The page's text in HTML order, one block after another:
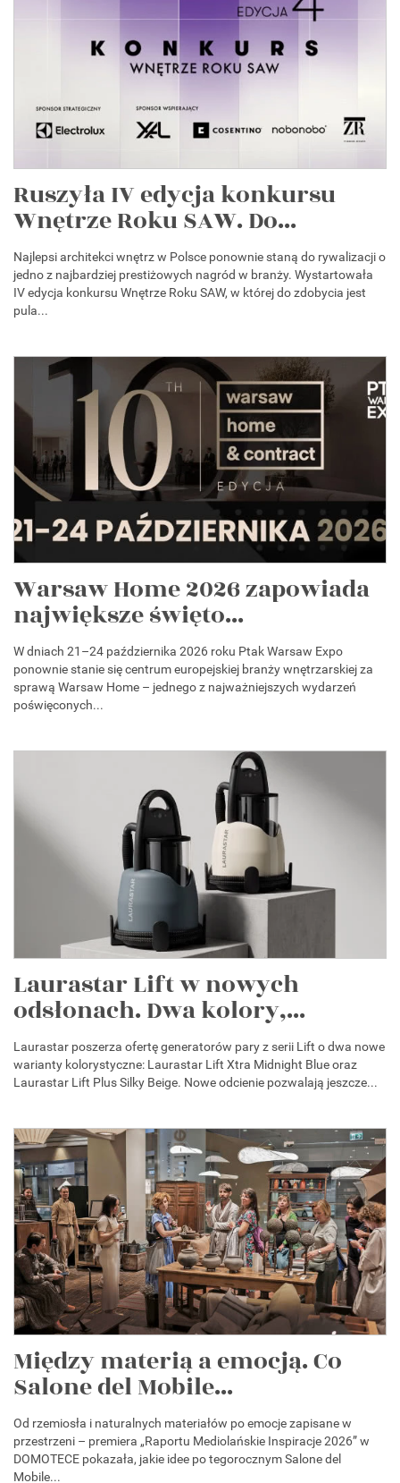
Ruszyła IV edycja konkursu
Wnętrze Roku SAW. Do...
Najlepsi architekci wnętrz w Polsce ponownie staną do rywalizacji o
jedno z najbardziej prestiżowych nagród w branży. Wystartowała
IV edycja konkursu Wnętrze Roku SAW, w której do zdobycia jest
pula...
Warsaw Home 2026 zapowiada
największe święto...
W dniach 21–24 października 2026 roku Ptak Warsaw Expo
ponownie stanie się centrum europejskiej branży wnętrzarskiej za
sprawą Warsaw Home – jednego z najważniejszych wydarzeń
poświęconych...
Laurastar Lift w nowych
odsłonach. Dwa kolory,...
Laurastar poszerza ofertę generatorów pary z serii Lift o dwa nowe
warianty kolorystyczne: Laurastar Lift Xtra Midnight Blue oraz
Laurastar Lift Plus Silky Beige. Nowe odcienie pozwalają jeszcze...
Między materią a emocją. Co
Salone del Mobile...
Od rzemiosła i naturalnych materiałów po emocje zapisane w
przestrzeni – premiera „Raportu Mediolańskie Inspiracje 2026” w
DOMOTECE pokazała, jakie idee po tegorocznym Salone del
Mobile...